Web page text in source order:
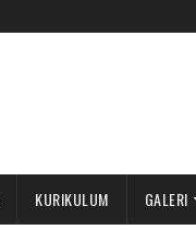
KURIKULUM GALERI